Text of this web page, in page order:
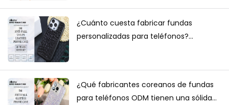
¿Cuánto cuesta fabricar fundas
personalizadas para teléfonos?
¿Qué fabricantes coreanos de fundas
para teléfonos ODM tienen una sólida